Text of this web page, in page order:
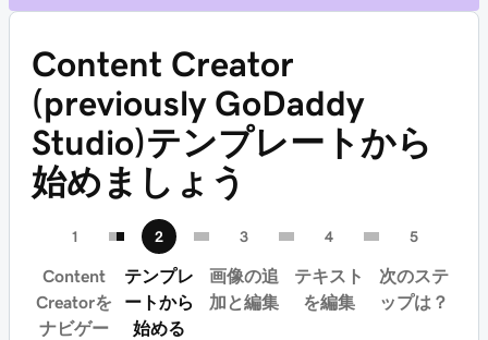
Content Creator
(previously GoDaddy
Studio)テンプレートから
始めましょう
Content
Creatorを
ナビゲー
テンプレ
ートから
始める
画像の追
加と編集
テキスト
を編集
次のステ
ップは？